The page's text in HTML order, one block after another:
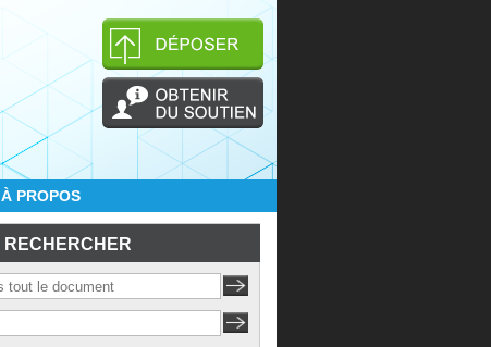
À PROPOS
RECHERCHER